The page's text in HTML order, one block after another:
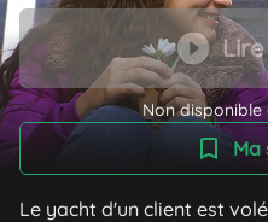
Non
Ma
Le yacht d'un client est